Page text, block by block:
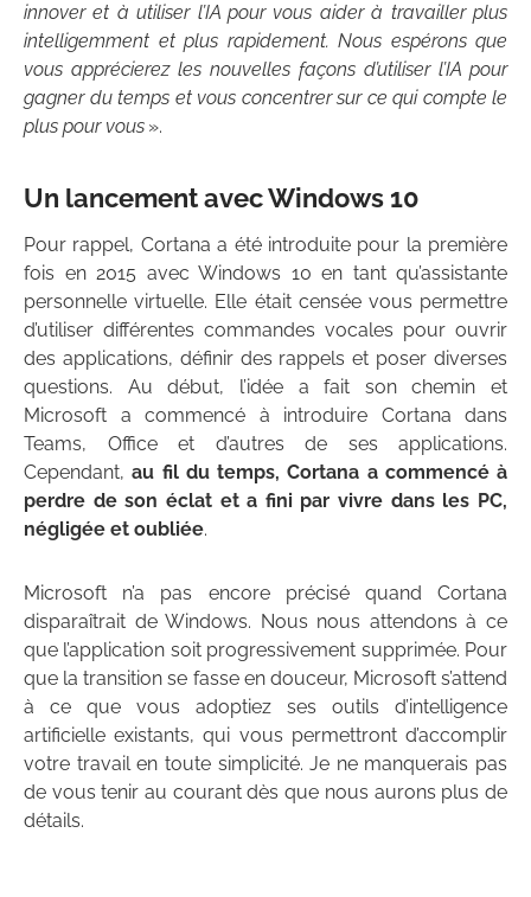
innover et à utiliser l’IA pour vous aider à travailler plus
intelligemment et plus rapidement. Nous espérons que
vous apprécierez les nouvelles façons d’utiliser l’IA pour
gagner du temps et vous concentrer sur ce qui compte le
plus pour vous ».
Un lancement avec Windows 10
Pour rappel, Cortana a été introduite pour la première
fois en 2015 avec Windows 10 en tant qu’assistante
personnelle virtuelle. Elle était censée vous permettre
d’utiliser différentes commandes vocales pour ouvrir
des applications, définir des rappels et poser diverses
questions. Au début, l’idée a fait son chemin et
Microsoft a commencé à introduire Cortana dans
Teams, Office et d’autres de ses applications.
Cependant,au fil du temps, Cortana a commencé à
perdre de son éclat et a fini par vivre dans les PC,
négligée et oubliée.
Microsoft n’a pas encore précisé quand Cortana
disparaîtrait de Windows. Nous nous attendons à ce
que l’application soit progressivement supprimée. Pour
que la transition se fasse en douceur, Microsoft s’attend
à ce que vous adoptiez ses outils d’intelligence
artificielle existants, qui vous permettront d’accomplir
votre travail en toute simplicité. Je ne manquerais pas
de vous tenir au courant dès que nous aurons plus de
détails.